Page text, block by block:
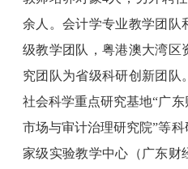
余人。会计学专业教学团队
级教学团队，粤港澳大湾区
究团队为省级科研创新团队
社会科学重点研究基地“广
市场与审计治理研究院”等
家级实验教学中心（广东财